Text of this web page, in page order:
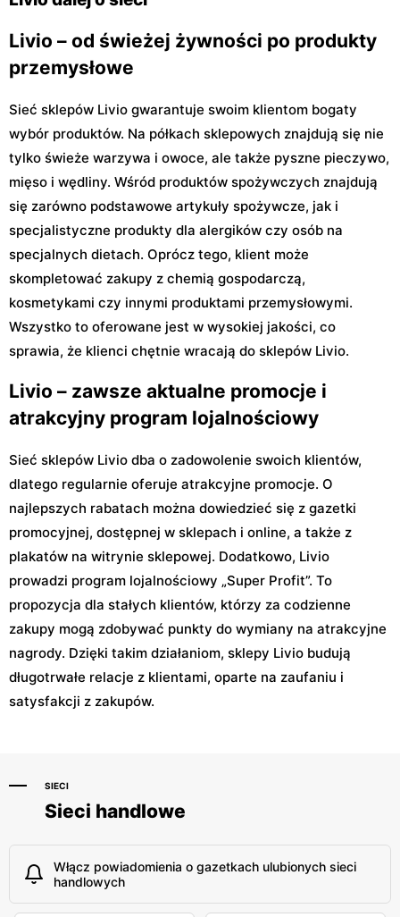
Livio – od świeżej żywności po produkty
przemysłowe
Sieć sklepów Livio gwarantuje swoim klientom bogaty
wybór produktów. Na półkach sklepowych znajdują się nie
tylko świeże warzywa i owoce, ale także pyszne pieczywo,
mięso i wędliny. Wśród produktów spożywczych znajdują
się zarówno podstawowe artykuły spożywcze, jak i
specjalistyczne produkty dla alergików czy osób na
specjalnych dietach. Oprócz tego, klient może
skompletować zakupy z chemią gospodarczą,
kosmetykami czy innymi produktami przemysłowymi.
Wszystko to oferowane jest w wysokiej jakości, co
sprawia, że klienci chętnie wracają do sklepów Livio.
Livio – zawsze aktualne promocje i
atrakcyjny program lojalnościowy
Sieć sklepów Livio dba o zadowolenie swoich klientów,
dlatego regularnie oferuje atrakcyjne promocje. O
najlepszych rabatach można dowiedzieć się z gazetki
promocyjnej, dostępnej w sklepach i online, a także z
plakatów na witrynie sklepowej. Dodatkowo, Livio
prowadzi program lojalnościowy „Super Profit”. To
propozycja dla stałych klientów, którzy za codzienne
zakupy mogą zdobywać punkty do wymiany na atrakcyjne
nagrody. Dzięki takim działaniom, sklepy Livio budują
długotrwałe relacje z klientami, oparte na zaufaniu i
satysfakcji z zakupów.
SIECI
Sieci handlowe
Włącz powiadomienia o gazetkach ulubionych sieci
handlowych